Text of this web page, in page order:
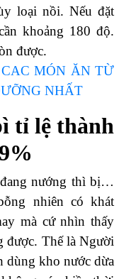
loại nồi. Nếu đặt
khoảng 180 độ.
được.
MÓN ĂN TỪ
NHẤT
tỉ lệ thành
nướng thì bị…
nhiên có khát
mà cứ nhìn thấy
được. Thế là Người
dùng kho nước dừa